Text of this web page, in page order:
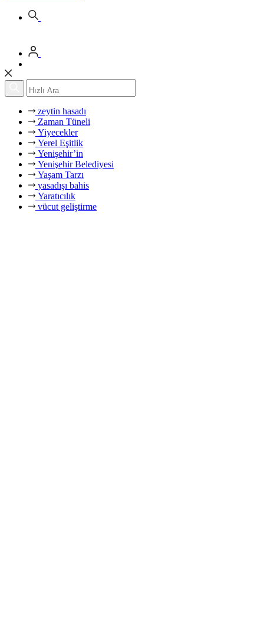
zeytin hasadı
Zaman Tüneli
Yiyecekler
Yerel Eşitlik
Yenişehir’in
Yenişehir Belediyesi
Yaşam Tarzı
yasadışı bahis
Yaratıcılık
vücut geliştirme